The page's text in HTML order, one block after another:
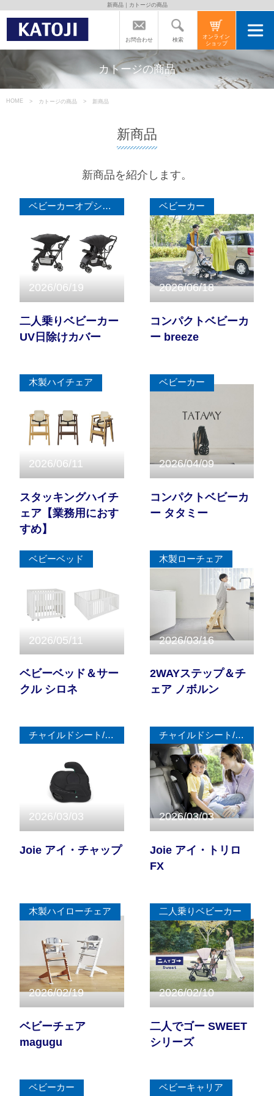
トップページ
カトージの商品
商品をご愛用の方へ
よくあるご質問
直営店のご案内
会社案内
お知らせ
チャイルドシートユーザー登録
このサイトについて
オフィシャルFacebook
オフィシャルInstagram
お問合わせ 検索
オンライン
ショップ
新商品｜カトージの商品
カトージの商品
HOME カトージの商品 新商品
新商品
新商品を紹介します。
ベビーカーオプション
2026/06/19
二人乗りベビーカー
UV日除けカバー
ベビーカー
2026/06/18
コンパクトベビーカ
ー breeze
木製ハイチェア
2026/06/11
スタッキングハイチ
ェア【業務用におす
すめ】
ベビーカー
2026/04/09
コンパクトベビーカ
ー タタミー
ベビーベッド
2026/05/11
ベビーベッド＆サー
クル シロネ
木製ローチェア
2026/03/16
2WAYステップ＆チ
ェア ノボルン
チャイルドシート/ジュニアシート
2026/03/03
Joie アイ・チャップ
チャイルドシート/ジュニアシート
2026/03/03
Joie アイ・トリロ
FX
木製ハイローチェア
2026/02/19
ベビーチェア
magugu
二人乗りベビーカー
2026/02/10
二人でゴー SWEET
シリーズ
ベビーカー ベビーキャリア